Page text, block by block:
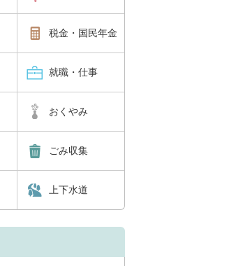
税金・国民年金
就職・仕事
おくやみ
ごみ収集
上下水道